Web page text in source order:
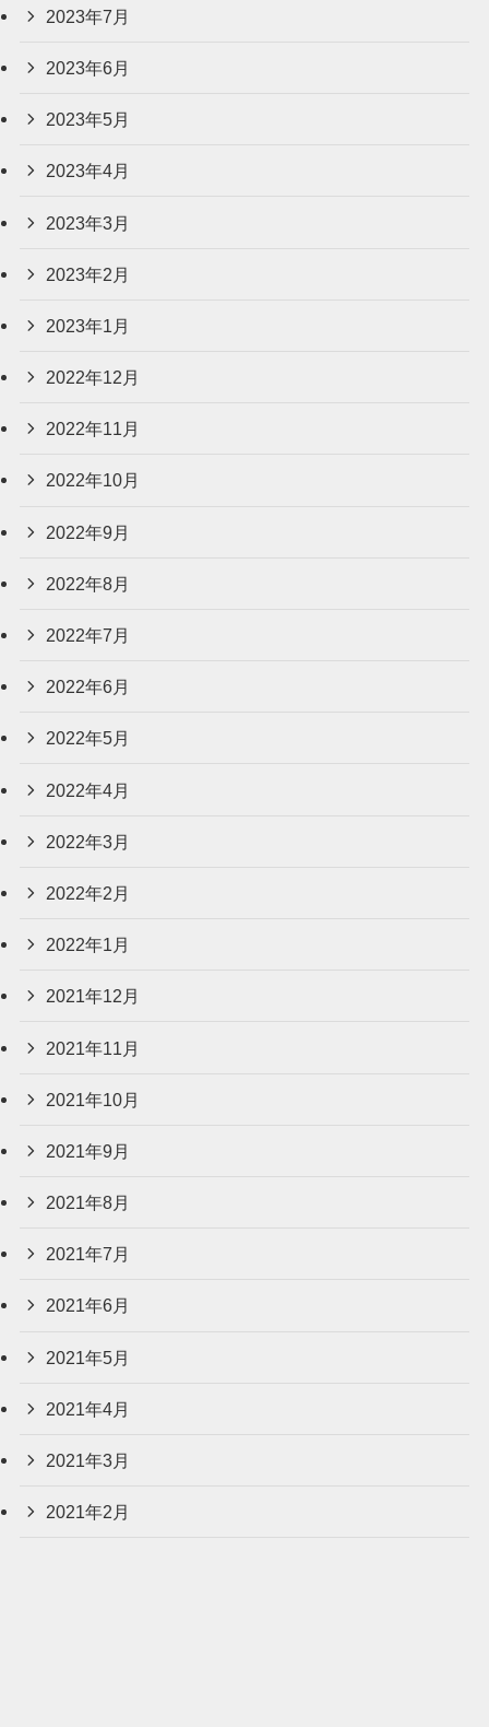
2023年7月
2023年6月
2023年5月
2023年4月
2023年3月
2023年2月
2023年1月
2022年12月
2022年11月
2022年10月
2022年9月
2022年8月
2022年7月
2022年6月
2022年5月
2022年4月
2022年3月
2022年2月
2022年1月
2021年12月
2021年11月
2021年10月
2021年9月
2021年8月
2021年7月
2021年6月
2021年5月
2021年4月
2021年3月
2021年2月